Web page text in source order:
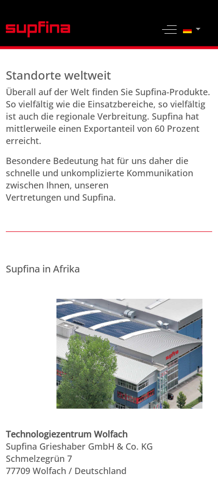
Off-Canvas
Sprache
Standorte weltweit
Überall auf der Welt finden Sie ­Supfina-Produkte.
So vielfältig wie die Einsatzbereiche, so vielfältig
ist auch die regionale Verbreitung. Supfina hat
mittlerweile einen Exportanteil von 60 Prozent
erreicht.
Besondere Bedeutung hat für uns daher die
schnelle und unkomplizierte Kommunikation
zwischen Ihnen, unseren
Vertretungen und Supfina.
Supfina in Afrika
Technologiezentrum Wolfach
Supfina Grieshaber GmbH & Co. KG
Schmelzegrün 7
77709 Wolfach / Deutschland